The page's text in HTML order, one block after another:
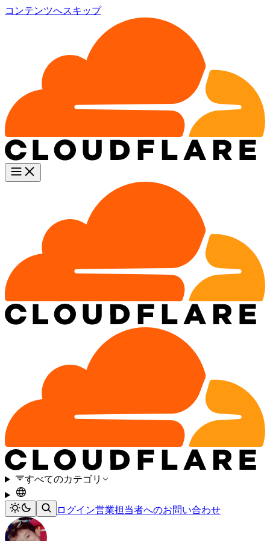
コンテンツへスキップ
すべてのカテゴリ
ログイン営業担当者へのお問い合わせ